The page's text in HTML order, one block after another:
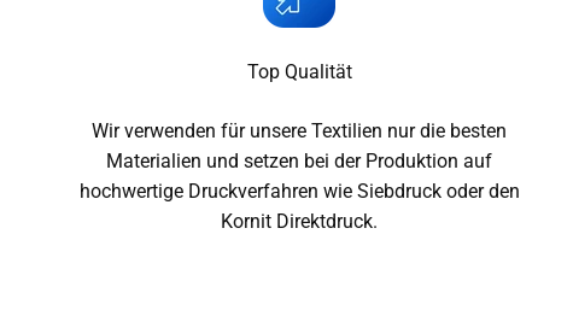
Top Qualität
Wir verwenden für unsere Textilien nur die besten
Materialien und setzen bei der Produktion auf
hochwertige Druckverfahren wie Siebdruck oder den
Kornit Direktdruck.